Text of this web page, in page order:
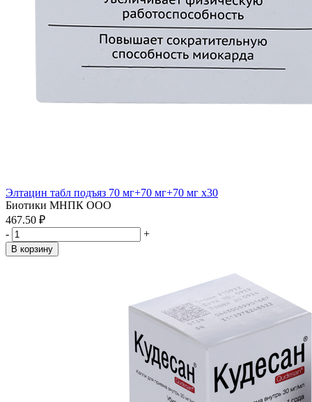
Элтацин табл подъяз 70 мг+70 мг+70 мг x30
Биотики МНПК ООО
467.50 ₽
-
+
В корзину